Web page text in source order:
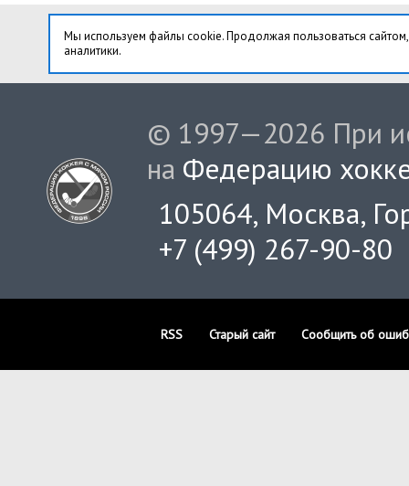
Мы используем файлы cookie. Продолжая пользоваться
аналитики.
© 1997—2026 При
на Федерацию
105064, Москва,
+7 (499) 267-90-80
RSS Старый сайт Сообщить об